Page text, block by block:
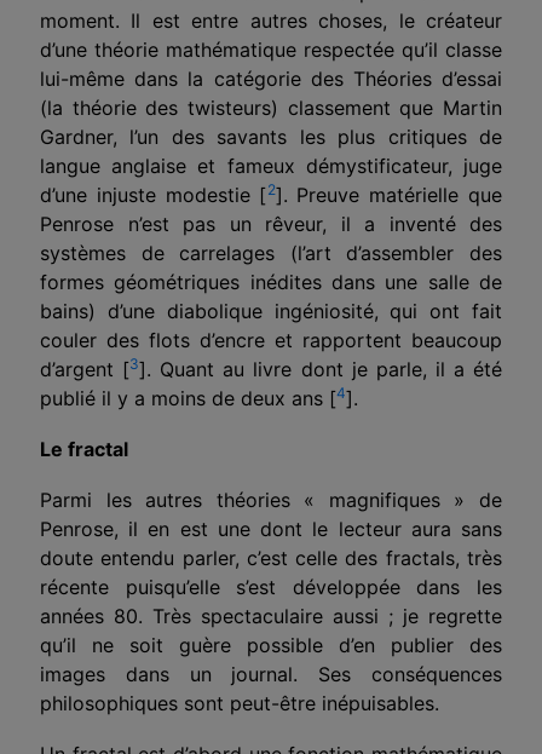
moment. Il est entre autres choses, le créateur
d’une théorie mathématique respectée qu’il classe
lui-même dans la catégorie des Théories d’essai
(la théorie des twisteurs) classement que Martin
Gardner, l’un des savants les plus critiques de
langue anglaise et fameux démystificateur, juge
d’une injuste modestie [2]. Preuve matérielle que
Penrose n’est pas un rêveur, il a inventé des
systèmes de carrelages (l’art d’assembler des
formes géométriques inédites dans une salle de
bains) d’une diabolique ingéniosité, qui ont fait
couler des flots d’encre et rapportent beaucoup
d’argent [3]. Quant au livre dont je parle, il a été
publié il y a moins de deux ans [4].
Le fractal
Parmi les autres théories « magnifiques » de
Penrose, il en est une dont le lecteur aura sans
doute entendu parler, c’est celle des fractals, très
récente puisqu’elle s’est développée dans les
années 80. Très spectaculaire aussi ; je regrette
qu’il ne soit guère possible d’en publier des
images dans un journal. Ses conséquences
philosophiques sont peut-être inépuisables.